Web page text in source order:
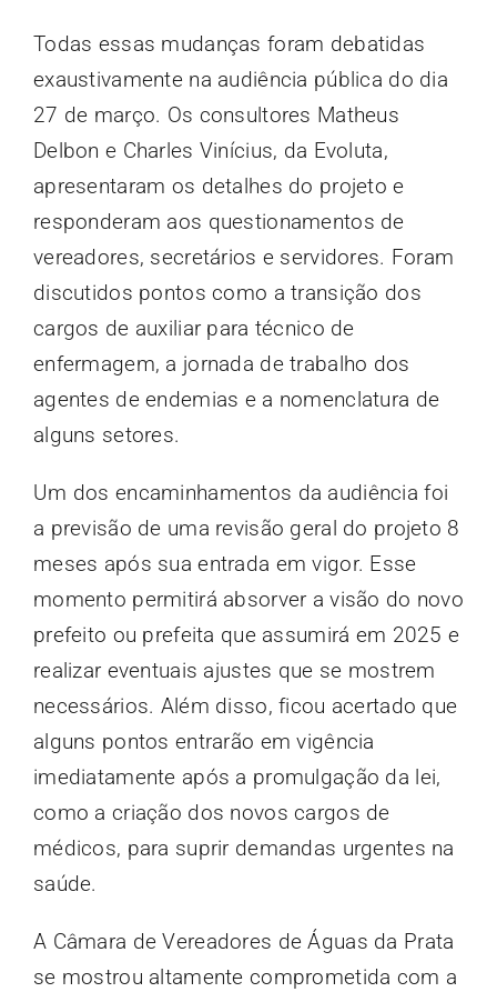
Todas essas mudanças foram debatidas
exaustivamente na audiência pública do dia
27 de março. Os consultores Matheus
Delbon e Charles Vinícius, da Evoluta,
apresentaram os detalhes do projeto e
responderam aos questionamentos de
vereadores, secretários e servidores. Foram
discutidos pontos como a transição dos
cargos de auxiliar para técnico de
enfermagem, a jornada de trabalho dos
agentes de endemias e a nomenclatura de
alguns setores.
Um dos encaminhamentos da audiência foi
a previsão de uma revisão geral do projeto 8
meses após sua entrada em vigor. Esse
momento permitirá absorver a visão do novo
prefeito ou prefeita que assumirá em 2025 e
realizar eventuais ajustes que se mostrem
necessários. Além disso, ficou acertado que
alguns pontos entrarão em vigência
imediatamente após a promulgação da lei,
como a criação dos novos cargos de
médicos, para suprir demandas urgentes na
saúde.
A Câmara de Vereadores de Águas da Prata
se mostrou altamente comprometida com a